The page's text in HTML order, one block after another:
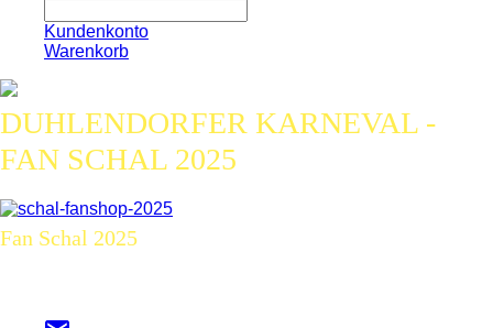
Kundenkonto
Warenkorb
DUHLENDORFER KARNEVAL -
FAN SCHAL 2025
Fan Schal 2025